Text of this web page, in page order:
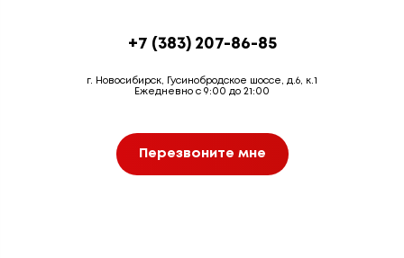
+7 (383) 207-86-85
г. Новосибирск, Гусинобродское шоссе, д.6, к.1
Ежедневно с 9:00 до 21:00
Перезвоните мне